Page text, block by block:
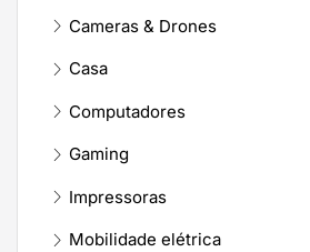
Cameras & Drones
Casa
Computadores
Gaming
Impressoras
Mobilidade elétrica